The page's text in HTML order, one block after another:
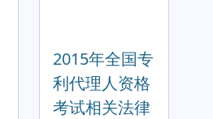
2015年全国专
利代理人资格
考试相关法律